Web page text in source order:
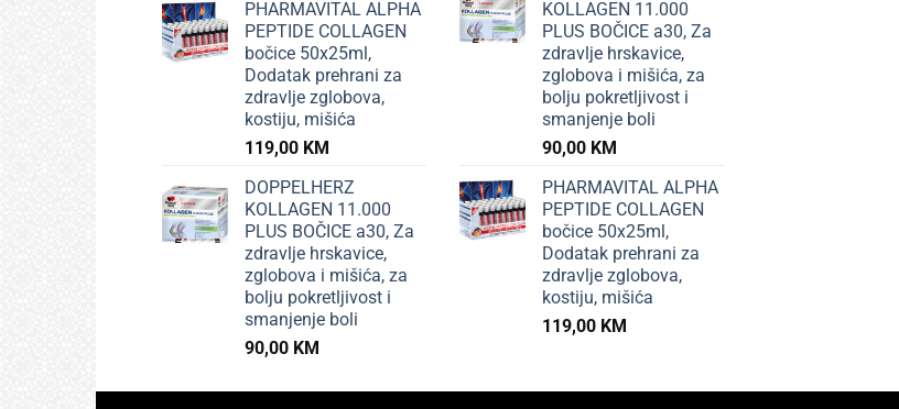
PHARMAVITAL ALPHA
PEPTIDE COLLAGEN
bočice 50x25ml,
Dodatak prehrani za
zdravlje zglobova,
kostiju, mišića
119,00 KM
DOPPELHERZ
KOLLAGEN 11.000
PLUS BOČICE a30, Za
zdravlje hrskavice,
zglobova i mišića, za
bolju pokretljivost i
smanjenje boli
90,00 KM
KOLLAGEN 11.000
PLUS BOČICE a30, Za
zdravlje hrskavice,
zglobova i mišića, za
bolju pokretljivost i
smanjenje boli
90,00 KM
PHARMAVITAL ALPHA
PEPTIDE COLLAGEN
bočice 50x25ml,
Dodatak prehrani za
zdravlje zglobova,
kostiju, mišića
119,00 KM